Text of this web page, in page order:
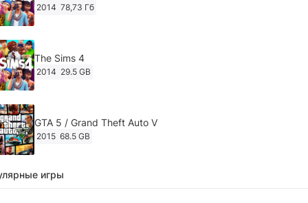
2014 78,73 Гб
The Sims 4
2014 29.5 GB
GTA 5 / Grand Theft Auto V
2015 68.5 GB
Ghost of Tsushima: Director's Cut v.1053.8.1023.1614
игры